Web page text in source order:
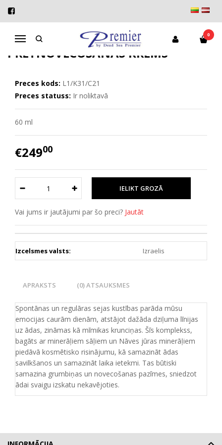
Navigācija
0
Sākums
BIOX INTENSĪVAIS
PRETNOVECOŠANAS KRĒMS
Preces kods: L1/K31/C21
Preces statuss: Ir noliktavā
60 ml
€24900
Vai jums ir jautājumi par šo preci? Jautāt
Izcelsmes valsts: Izraelis
APRAKSTS (0) ATSAUKSMES
Spontānas un regulāras sejas kustības parāda mūsu
emocijas caurām dienām, atstājot dažāda dziļuma līnijas
uz ādas, zināmas kā mīmikas krunciņas. Šīs komplekss,
bagāts ar minerāļiem sāļiem un Nāves jūras minerāļiem
piedāvā kosmētisko risinājumu, kā samazināt ādas
savilkšanos un samazināt laika ietekmi. Tas būtiski
samazina grumbiņas un novecošanas pazīmes, sniedzot
ādai svaigu izskatu nekavējoties.